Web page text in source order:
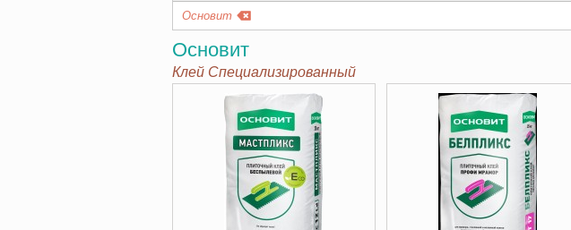
Основит
Основит
Клей Специализированный